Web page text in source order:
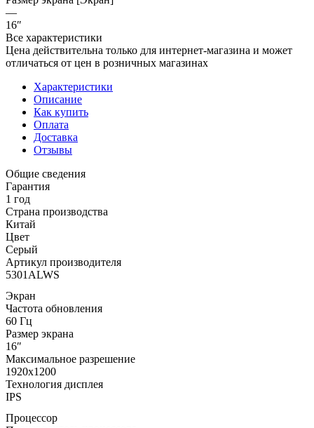
—
16″
Все характеристики
Цена действительна только для интернет-магазина и может
отличаться от цен в розничных магазинах
Характеристики
Описание
Как купить
Оплата
Доставка
Отзывы
Общие сведения
Гарантия
1 год
Страна производства
Китай
Цвет
Серый
Артикул производителя
5301ALWS
Экран
Частота обновления
60 Гц
Размер экрана
16″
Максимальное разрешение
1920x1200
Технология дисплея
IPS
Процессор